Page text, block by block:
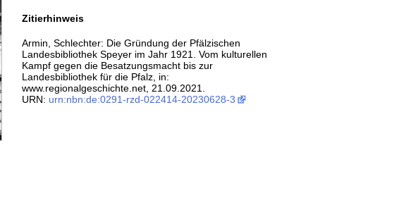
Zitierhinweis
Armin, Schlechter: Die Gründung der Pfälzischen
Landesbibliothek Speyer im Jahr 1921. Vom kulturellen
Kampf gegen die Besatzungsmacht bis zur
Landesbibliothek für die Pfalz, in:
www.regionalgeschichte.net, 21.09.2021.
URN: urn:nbn:de:0291-rzd-022414-20230628-3